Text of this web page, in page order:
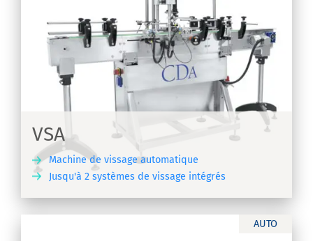
VSA
Machine de vissage automatique
Jusqu'à 2 systèmes de vissage intégrés
AUTO